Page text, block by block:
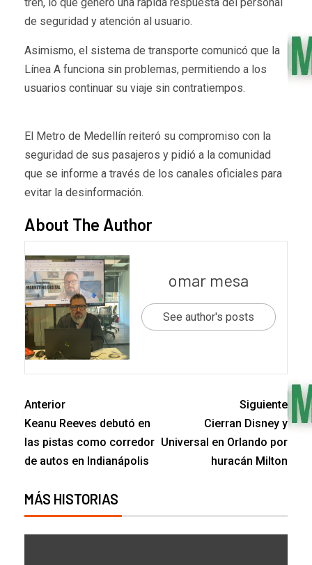
de seguridad y atención al usuario.
Asimismo, el sistema de transporte comunicó que la
Línea A funciona sin problemas, permitiendo a los
usuarios continuar su viaje sin contratiempos.
El Metro de Medellín reiteró su compromiso con la
seguridad de sus pasajeros y pidió a la comunidad
que se informe a través de los canales oficiales para
evitar la desinformación.
About The Author
omar mesa
See author's posts
Anterior
Keanu Reeves debutó en
las pistas como corredor
de autos en Indianápolis
Siguiente
Cierran Disney y
Universal en Orlando por
huracán Milton
MÁS HISTORIAS